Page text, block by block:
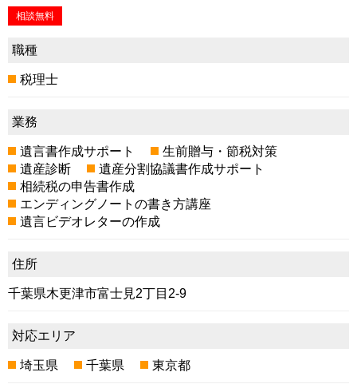
相談無料
職種
税理士
業務
遺言書作成サポート
生前贈与・節税対策
遺産診断
遺産分割協議書作成サポート
相続税の申告書作成
エンディングノートの書き方講座
遺言ビデオレターの作成
住所
千葉県木更津市富士見2丁目2-9
対応エリア
埼玉県 千葉県 東京都